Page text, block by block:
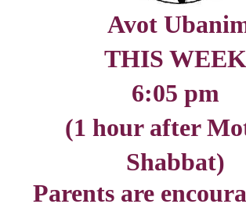
Avot
THIS WEEK
6:05 pm
(1 hour after
Shabbat)
Parents are